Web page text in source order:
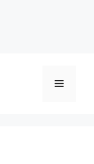
Menu